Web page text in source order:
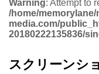
Warning: Attempt to
/home/
media.com/
20180222135836/
スクリーンシ